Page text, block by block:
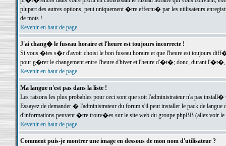
plupart des autres options, peut uniquement �tre effectu� par les utilisateurs
de mots !
Revenir en haut de page
J'ai chang� le fuseau horaire et l'heure est toujours incorrecte !
Si vous �tes s�r d'avoir choisi le bon fuseau horaire et que l'heure est toujours
pour g�rer le changement entre l'heure d'hiver et l'heure d'�t�; donc, durant
Revenir en haut de page
Ma langue n'est pas dans la liste !
Les raisons les plus probables pour ceci sont que soit l'administrateur n'a pas
Essayez de demander � l'administrateur du forum s'il peut installer le pack de
d'informations peuvent �tre trouv�es sur le site web du groupe phpBB (allez voir le
Revenir en haut de page
Comment puis-je montrer une image en dessous de mon nom d'utilisateur ?